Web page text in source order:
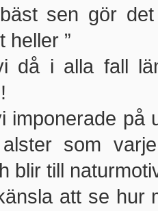
sen gör
heller ”
då i alla fall
imponerade på
som
blir till
att se hur